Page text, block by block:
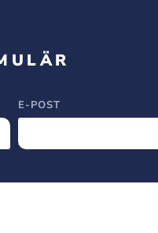
E-POST